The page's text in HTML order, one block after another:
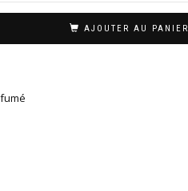
AJOUTER AU PANIER